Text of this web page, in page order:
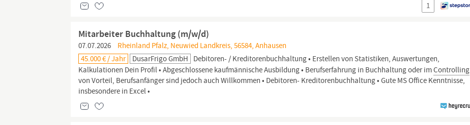
1
Mitarbeiter Buchhaltung (m/w/d)
07.07.2026
Rheinland Pfalz, Neuwied Landkreis, 56584, Anhausen
45.000 € / Jahr
DusarFrigo GmbH Debitoren- / Kreditorenbuchhaltung • Erstellen von Statistiken, Auswertungen,
Kalkulationen Dein Profil • Abgeschlossene kaufmännische Ausbildung • Berufserfahrung in Buchhaltung oder imControlling
von Vorteil, Berufsanfänger sind jedoch auch Willkommen • Debitoren- Kreditorenbuchhaltung • Gute MS Office Kenntnisse,
insbesondere in Excel •